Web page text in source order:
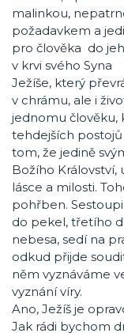
malinkou,
požadavkem a
pro člověka do
v krvi svého Syna
Ježíše, který
v chrámu, ale i
jednomu člověku,
tehdejších postojů
tom, že jedině
Božího Království,
lásce a milosti.
pohřben.
do pekel, třetího
nebesa, sedí na
odkud přijde
něm vyznáváme
vyznání víry.
Ano, Ježíš je
Jak rádi bychom